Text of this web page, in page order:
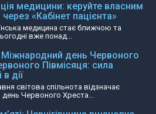
медицини: керуйте власним
«Кабінет пацієнта»
медицина стає ближчою та
вже понад...
Міжнародний день Червоного
Півмісяця: сила
дії
світова спільнота відзначає
Червоного Хреста...